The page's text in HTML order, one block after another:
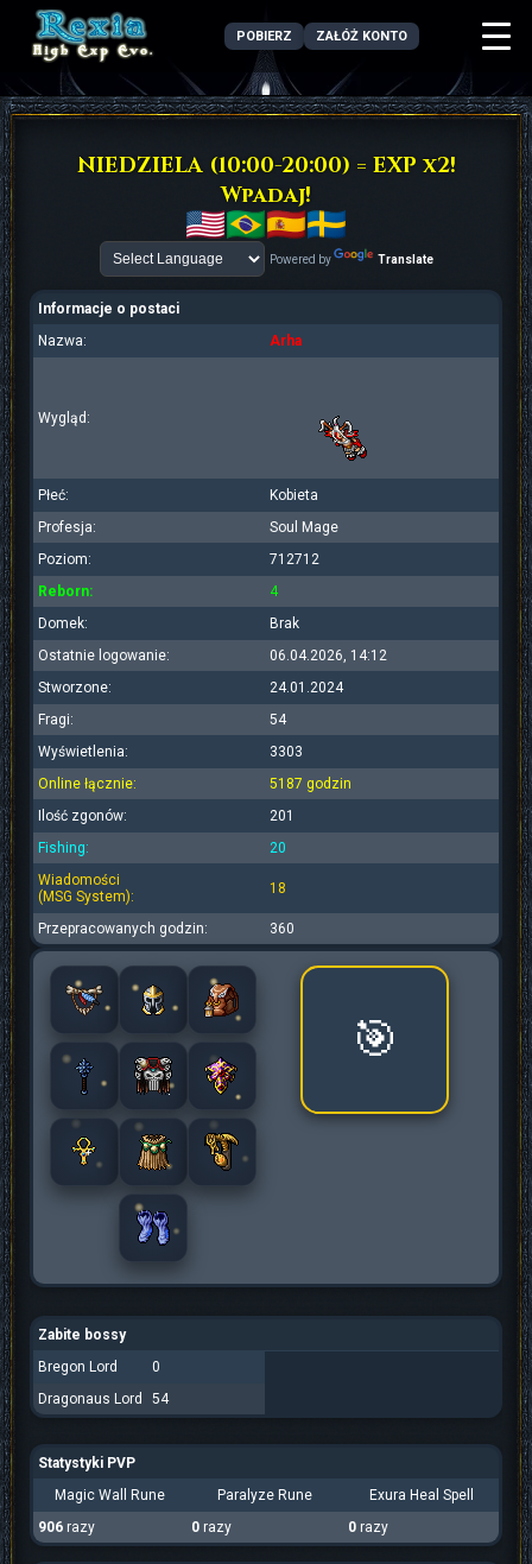
POBIERZ ZAŁÓŻ KONTO
NIEDZIELA (10:00-20:00) = EXP x2!
Wpadaj!
Powered by Translate
Informacje o postaci
Nazwa:
Arha
Wygląd:
Płeć:
Kobieta
Profesja:
Soul Mage
Poziom:
712712
Reborn:
4
Domek:
Brak
Ostatnie logowanie:
06.04.2026, 14:12
Stworzone:
24.01.2024
Fragi:
54
Wyświetlenia:
3303
Online łącznie:
5187 godzin
Ilość zgonów:
201
Fishing:
20
Wiadomości
(MSG System):
18
Przepracowanych godzin: 360
🎯
Zabite bossy
Bregon Lord
0
Dragonaus Lord
54
Statystyki PVP
Magic Wall Rune
Paralyze Rune
Exura Heal Spell
906 razy 0 razy 0 razy